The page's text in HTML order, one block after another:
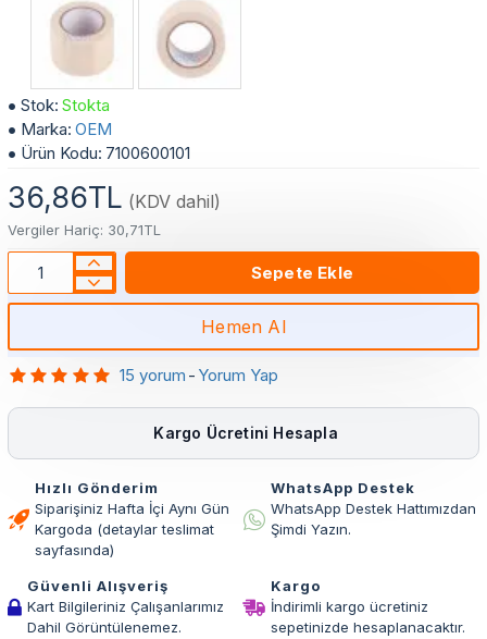
Stok: Stokta
Marka: OEM
Ürün Kodu: 7100600101
15 yorum - Yorum Yap
36,86TL (KDV dahil)
Vergiler Hariç: 30,71TL
Sepete Ekle
Hemen Al
Kargo Ücretini Hesapla
Hızlı Gönderim
Siparişiniz Hafta İçi Aynı Gün
Kargoda (detaylar teslimat
sayfasında)
WhatsApp Destek
WhatsApp Destek Hattımızdan
Şimdi Yazın.
Güvenli Alışveriş
Kart Bilgileriniz Çalışanlarımız
Dahil Görüntülenemez.
Kargo
İndirimli kargo ücretiniz
sepetinizde hesaplanacaktır.